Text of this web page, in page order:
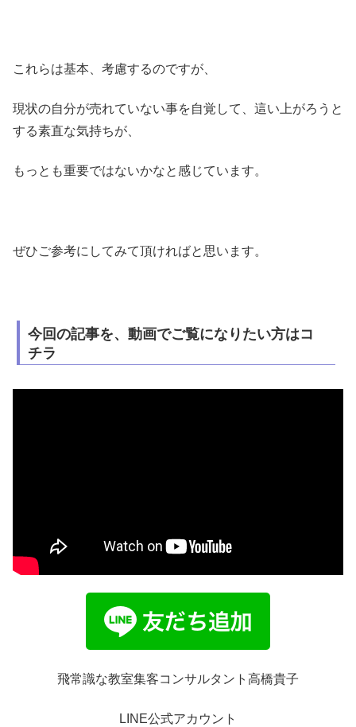
これらは基本、考慮するのですが、
現状の自分が売れていない事を自覚して、這い上がろうと
する素直な気持ちが、
もっとも重要ではないかなと感じています。
ぜひご参考にしてみて頂ければと思います。
今回の記事を、動画でご覧になりたい方はコ
チラ
飛常識な教室集客コンサルタント高橋貴子
LINE公式アカウント